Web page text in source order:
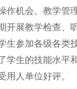
作机会。教学管
开展教学检查、
生参加各级各类
学生的技能水平
用人单位好评。